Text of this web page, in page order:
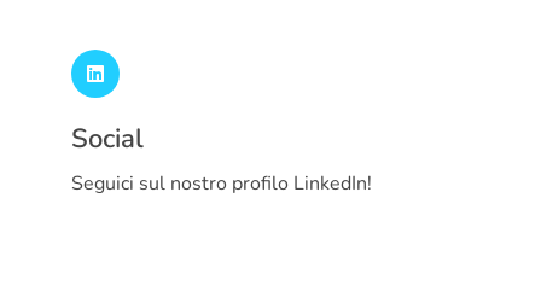
Social
Seguici sul nostro profilo LinkedIn!